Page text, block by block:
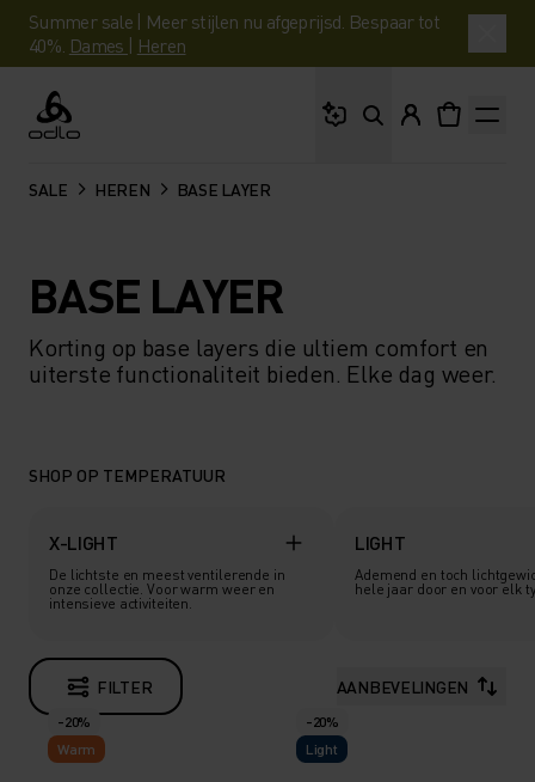
Summer sale | Meer stijlen nu afgeprijsd. Bespaar tot
40%. Dames | Heren
Odlo
SALE HEREN BASE LAYER
BASE LAYER
Korting op base layers die ultiem comfort en
uiterste functionaliteit bieden. Elke dag weer.
SHOP OP TEMPERATUUR
X-LIGHT
De lichtste en meest ventilerende in
onze collectie. Voor warm weer en
intensieve activiteiten.
LIGHT
Ademend en toch
hele jaar door en voor elk
FILTER AANBEVELINGEN
-20%
Warm
-20%
Light